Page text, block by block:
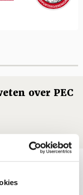
over PEC
begin